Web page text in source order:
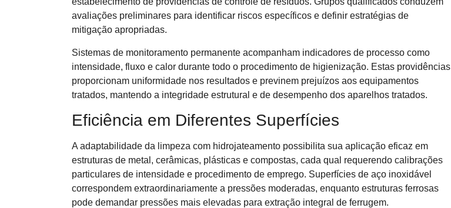
avaliações preliminares para identificar riscos específicos e definir estratégias de
mitigação apropriadas.
Sistemas de monitoramento permanente acompanham indicadores de processo como
intensidade, fluxo e calor durante todo o procedimento de higienização. Estas providências
proporcionam uniformidade nos resultados e previnem prejuízos aos equipamentos
tratados, mantendo a integridade estrutural e de desempenho dos aparelhos tratados.
Eficiência em Diferentes Superfícies
A adaptabilidade da limpeza com hidrojateamento possibilita sua aplicação eficaz em
estruturas de metal, cerâmicas, plásticas e compostas, cada qual requerendo calibrações
particulares de intensidade e procedimento de emprego. Superfícies de aço inoxidável
correspondem extraordinariamente a pressões moderadas, enquanto estruturas ferrosas
pode demandar pressões mais elevadas para extração integral de ferrugem.